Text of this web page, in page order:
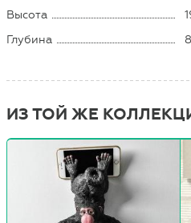
Высота
Глубина
ИЗ ТОЙ ЖЕ